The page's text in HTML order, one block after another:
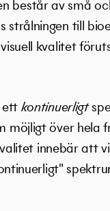
består av små
till
kvalitet
ettkontinuerligt
möjligt över hela
innebär att